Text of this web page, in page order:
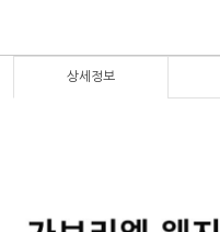
상세정보